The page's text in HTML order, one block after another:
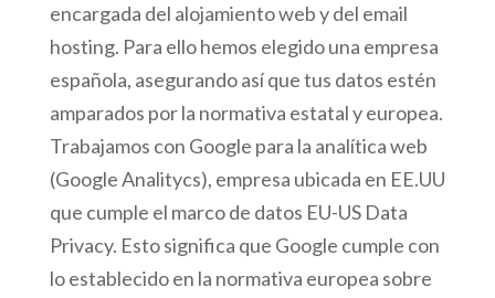
encargada del alojamiento web y del email
hosting. Para ello hemos elegido una empresa
española, asegurando así que tus datos estén
amparados por la normativa estatal y europea.
Trabajamos con Google para la analítica web
(Google Analitycs), empresa ubicada en EE.UU
que cumple el marco de datos EU-US Data
Privacy. Esto significa que Google cumple con
lo establecido en la normativa europea sobre